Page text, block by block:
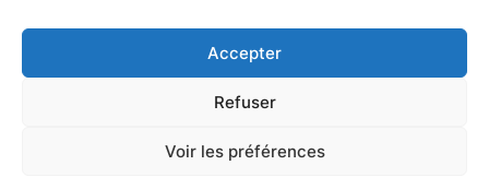
Accepter
Refuser
Voir les préférences
© 2026 Guide nutrition